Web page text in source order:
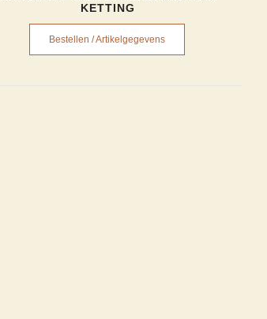
KETTING
Bestellen / Artikelgegevens